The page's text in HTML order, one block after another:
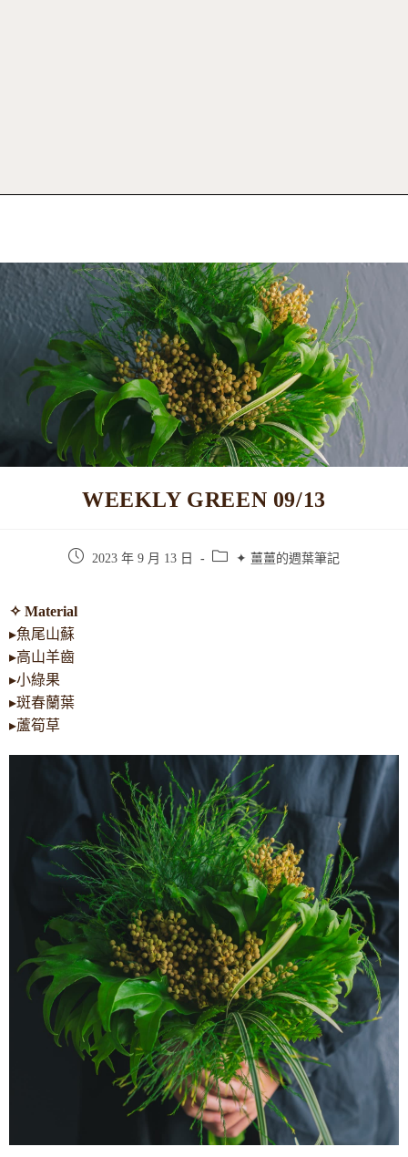
WEEKLY GREEN 09/13
2023 年 9 月 13 日 ✦ 薑薑的週葉筆記
✧ Material
▸魚尾山蘇
▸高山羊齒
▸小綠果
▸斑春蘭葉
▸蘆筍草